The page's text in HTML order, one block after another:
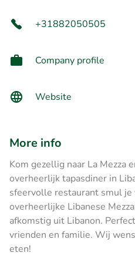
+31882050505
Company profile
Website
More info
Kom gezellig naar La Mezza
overheerlijk tapasdiner in
sfeervolle restaurant smul je
overheerlijke Libanese
afkomstig uit Libanon.
vrienden en familie. Wij
eten!